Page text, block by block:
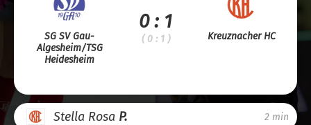
SG SV Gau-
Algesheim/TSG
Heidesheim
0 : 1
( 0 : 1 ) Kreuznacher HC
Stella Rosa P. 2 min